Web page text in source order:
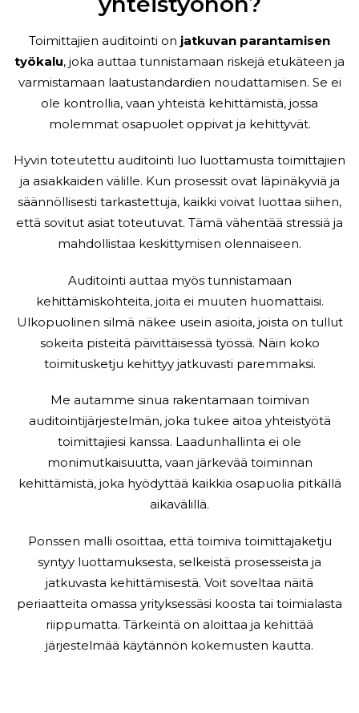
Toimittajien auditointi on jatkuvan parantamisen
työkalu, joka auttaa tunnistamaan riskejä etukäteen ja
varmistamaan laatustandardien noudattamisen. Se ei
ole kontrollia, vaan yhteistä kehittämistä, jossa
molemmat osapuolet oppivat ja kehittyvät.
Hyvin toteutettu auditointi luo luottamusta toimittajien
ja asiakkaiden välille. Kun prosessit ovat läpinäkyviä ja
säännöllisesti tarkastettuja, kaikki voivat luottaa siihen,
että sovitut asiat toteutuvat. Tämä vähentää stressiä ja
mahdollistaa keskittymisen olennaiseen.
Auditointi auttaa myös tunnistamaan
kehittämiskohteita, joita ei muuten huomattaisi.
Ulkopuolinen silmä näkee usein asioita, joista on tullut
sokeita pisteitä päivittäisessä työssä. Näin koko
toimitusketju kehittyy jatkuvasti paremmaksi.
Me autamme sinua rakentamaan toimivan
auditointijärjestelmän, joka tukee aitoa yhteistyötä
toimittajiesi kanssa. Laadunhallinta ei ole
monimutkaisuutta, vaan järkevää toiminnan
kehittämistä, joka hyödyttää kaikkia osapuolia pitkällä
aikavälillä.
Ponssen malli osoittaa, että toimiva toimittajaketju
syntyy luottamuksesta, selkeistä prosesseista ja
jatkuvasta kehittämisestä. Voit soveltaa näitä
periaatteita omassa yrityksessäsi koosta tai toimialasta
riippumatta. Tärkeintä on aloittaa ja kehittää
järjestelmää käytännön kokemusten kautta.